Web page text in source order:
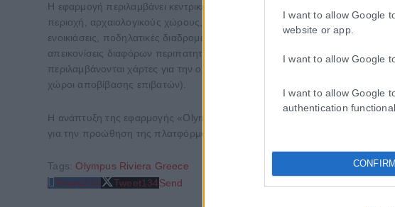
I want to allow Google
website or app.
I want to allow Google
I want to allow Google
authentication
CONFIRM
Η εφαρμογή περιλαμβάνει κεντρικές πληροφορίες για την Πιερία, στα
περιοχή, αρχαιολογικούς χώρους, θρησκευτικά μνημεία, παρουσίαση των
ενοικιάσεις, ποδηλατικές διαδρομές, χώρους γευσιγνωσίας, υπηρεσίες
απεικονίσεις διαφόρων περιπατητικών διαδρομών, ακόμη και να κλείσει
περιλαμβάνονται χάρτες για την οργάνωση του ταξιδιού, πολιτιστικό
χώροι αποβίβασης επιβατών).
Η ανάπτυξη της εφαρμογής «Olympus Riviera Greece»
για την προώθηση της πλατφόρμας, που εκπονήθηκε από μέλη του
Tags: Olympus Riviera Greece
Share214 Tweet134Send